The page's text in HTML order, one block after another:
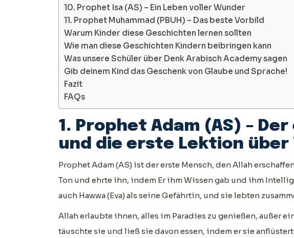
10. Prophet Isa (AS) – Ein Leben voller Wunder
11. Prophet Muhammad (PBUH) – Das beste Vorbild
Warum Kinder diese Geschichten lernen sollten
Wie man diese Geschichten Kindern beibringen kann
Was unsere Schüler über Denk Arabisch Academy sagen
Gib deinem Kind das Geschenk von Glaube und Sprache!
Fazit
FAQs
1. Prophet Adam (AS) –
und die erste Lektion über
Prophet Adam (AS) ist der erste Mensch, den Allah
Ton und ehrte ihn, indem Er ihm Wissen gab und ihm
auch Hawwa (Eva) als seine Gefährtin, und sie lebten
Allah erlaubte ihnen, alles im Paradies zu genießen, außer
täuschte sie und ließ sie davon essen, indem er sie